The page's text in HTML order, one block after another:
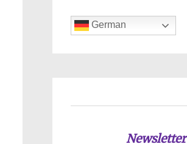
German
Newsletter